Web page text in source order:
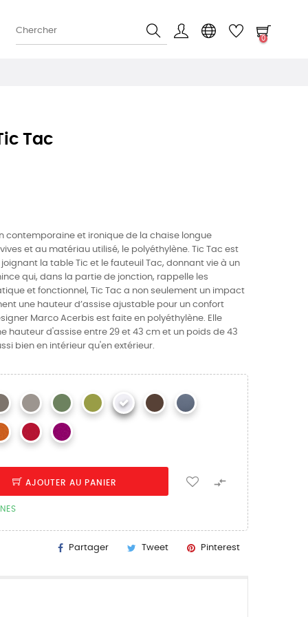
0
Tac
contemporaine et ironique de la chaise longue
et au matériau utilisé, le polyéthylène. Tic Tac est
la table Tic et le fauteuil Tac, donnant vie à un
qui, dans la partie de jonction, rappelle les
et fonctionnel, Tic Tac a non seulement un impact
une hauteur d’assise ajustable pour un confort
Marco Acerbis est faite en polyéthylène. Elle
hauteur d'assise entre 29 et 43 cm et un poids de 43
bien en intérieur qu'en extérieur.
AJOUTER AU PANIER 
Partager Tweet Pinterest